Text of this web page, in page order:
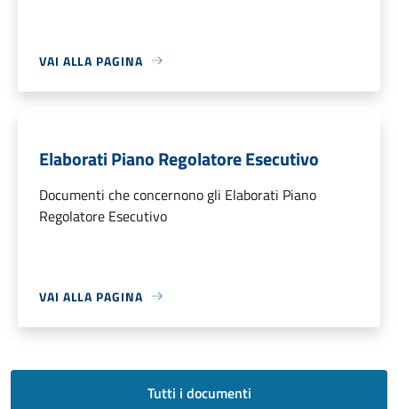
VAI ALLA PAGINA
Elaborati Piano Regolatore Esecutivo
Documenti che concernono gli Elaborati Piano
Regolatore Esecutivo
VAI ALLA PAGINA
Tutti i documenti